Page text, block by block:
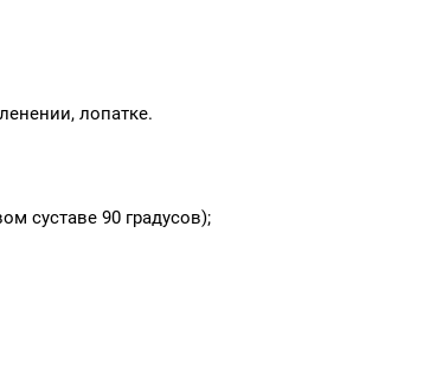
лопатке.
суставе 90 градусов);